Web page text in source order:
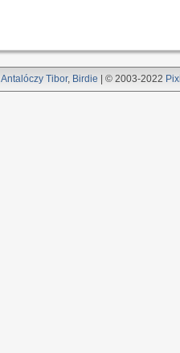
Antalóczy Tibor, Birdie | © 2003-2022